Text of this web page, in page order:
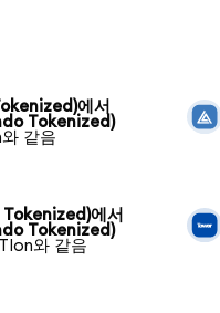
에서
Tokenized)
와 같음
에서
Tokenized)
와 같음